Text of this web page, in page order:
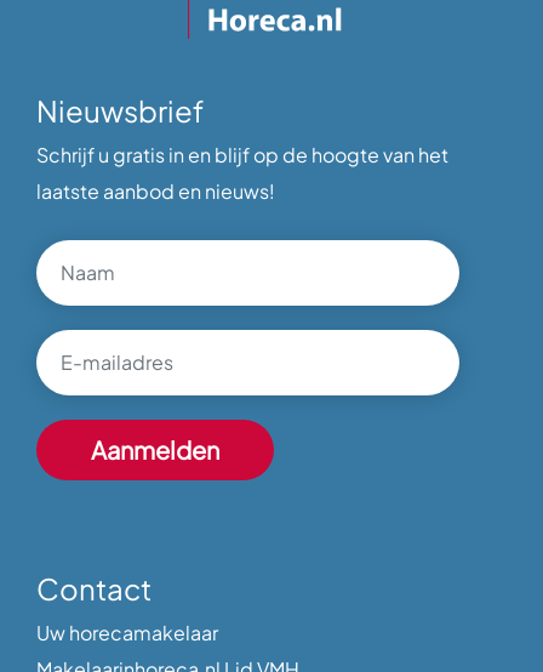
Nieuwsbrief
Schrijf u gratis in en blijf op de hoogte van het
laatste aanbod en nieuws!
Contact
Uw horecamakelaar